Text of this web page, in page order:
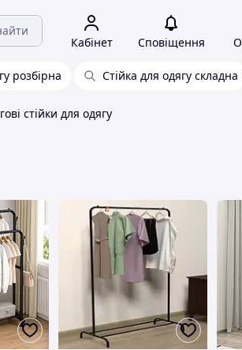
Кабінет Сповіщення
розбірна Стійка для одягу складна
стійки для одягу